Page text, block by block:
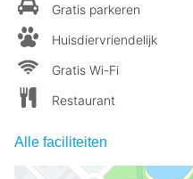
Gratis parkeren
Huisdiervriendelijk
Gratis Wi-Fi
Restaurant
Alle faciliteiten